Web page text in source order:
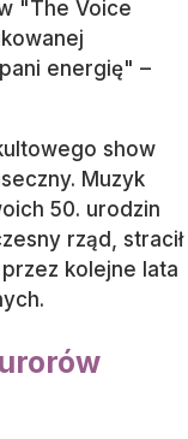
"The Voice
energię" –
show
Muzyk
50. urodzin
rząd, stracił
kolejne lata